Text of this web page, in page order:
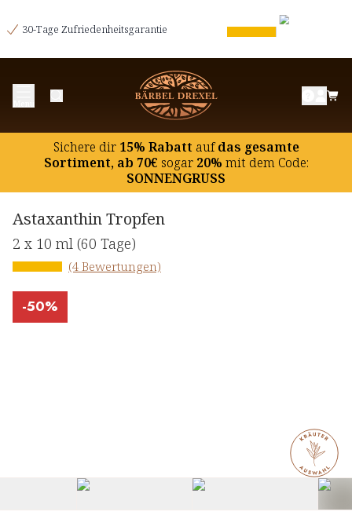
30-Tage Zufriedenheitsgarantie
Sichere dir15% Rabatt aufdas gesamte
Sortiment, ab 70€ sogar20% mit dem Code:
SONNENGRUSS
Astaxanthin Tropfen
2 x 10 ml (60 Tage)
(4 Bewertungen)
-50%